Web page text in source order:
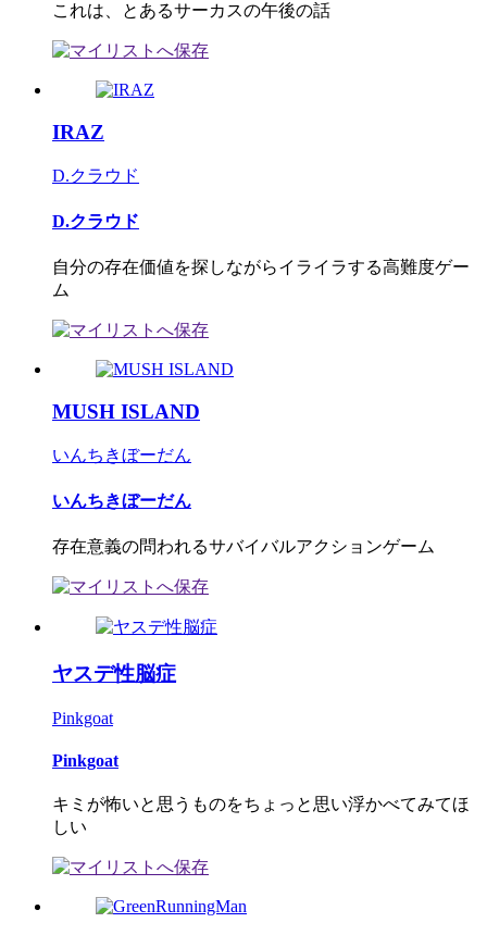
これは、とあるサーカスの午後の話
IRAZ
D.クラウド
D.クラウド
自分の存在価値を探しながらイライラする高難度ゲー
ム
MUSH ISLAND
いんちきぼーだん
いんちきぼーだん
存在意義の問われるサバイバルアクションゲーム
ヤスデ性脳症
Pinkgoat
Pinkgoat
キミが怖いと思うものをちょっと思い浮かべてみてほ
しい